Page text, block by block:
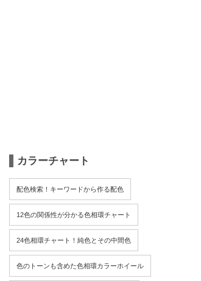
カラーチャート
配色検索！キーワードから作る配色
12色の関係性が分かる色相環チャート
24色相環チャート！純色とその中間色
色のトーンも含めた色相環カラーホイール